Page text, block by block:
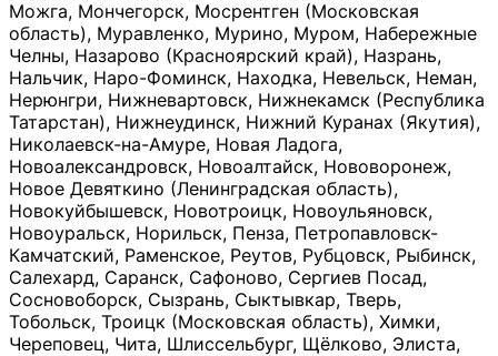
Можга, Мончегорск, Мосрентген (Московская
область), Муравленко, Мурино, Муром, Набережные
Челны, Назарово (Красноярский край), Назрань,
Нальчик, Наро-Фоминск, Находка, Невельск, Неман,
Нерюнгри, Нижневартовск, Нижнекамск (Республика
Татарстан), Нижнеудинск, Нижний Куранах (Якутия),
Николаевск-на-Амуре, Новая Ладога,
Новоалександровск, Новоалтайск, Нововоронеж,
Новое Девяткино (Ленинградская область),
Новокуйбышевск, Новотроицк, Новоульяновск,
Новоуральск, Норильск, Пенза, Петропавловск-
Камчатский, Раменское, Реутов, Рубцовск, Рыбинск,
Салехард, Саранск, Сафоново, Сергиев Посад,
Сосновоборск, Сызрань, Сыктывкар, Тверь,
Тобольск, Троицк (Московская область), Химки,
Череповец, Чита, Шлиссельбург, Щёлково, Элиста,